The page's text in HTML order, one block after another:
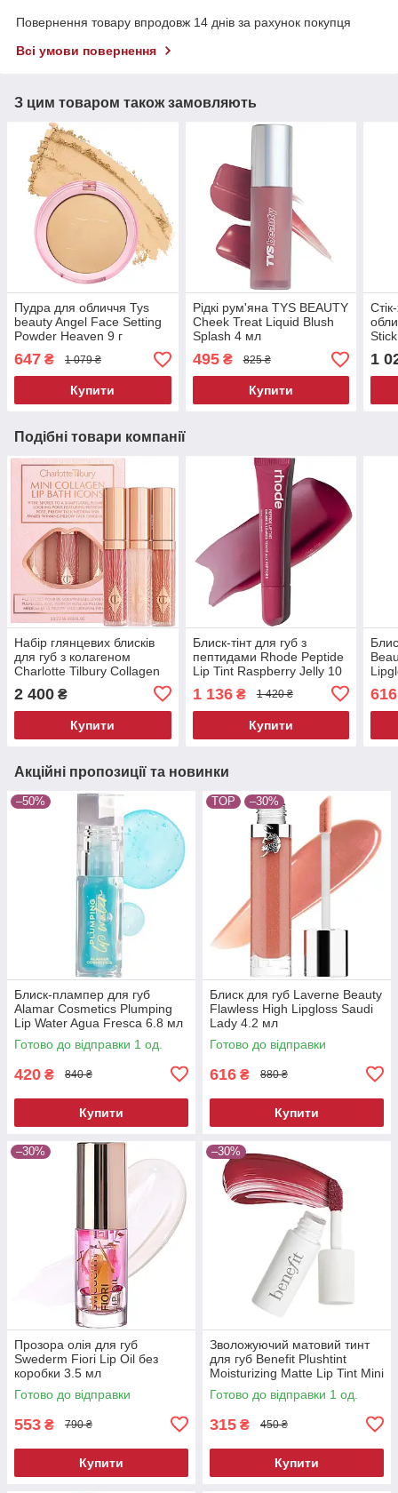
Повернення товару впродовж 14 днів за рахунок покупця
Всі умови повернення
З цим товаром також замовляють
Пудра для обличчя Tys
beauty Angel Face Setting
Powder Heaven 9 г
647 ₴ 1 079 ₴
Купити
Рідкі рум'яна TYS BEAUTY
Cheek Treat Liquid Blush
Splash 4 мл
495₴ 825 ₴
Купити
1
Подібні товари компанії
Набір глянцевих блисків
для губ з колагеном
Charlotte Tilbury Collagen
Lip Bath Icons Set 3 х 2.6
мл
2 400 ₴
Купити
Блиск-тінт для губ з
пептидами Rhode Peptide
Lip Tint Raspberry Jelly 10
1 136₴ 1 420 ₴
Купити
616
Акційні пропозиції та новинки
–50%
Блиск-плампер для губ
Alamar Cosmetics Plumping
Lip Water Agua Fresca 6.8 мл
Готово до відправки 1 од.
420 ₴ 840 ₴
Купити
TOP –30%
Блиск для губ Laverne Beauty
Flawless High Lipgloss Saudi
Lady 4.2 мл
Готово до відправки
616 ₴ 880 ₴
Купити
–30%
Прозора олія для губ
Swederm Fiori Lip Oil без
коробки 3.5 мл
Готово до відправки
553 ₴ 790 ₴
Купити
–30%
Зволожуючий матовий тинт
для губ Benefit Plushtint
Moisturizing Matte Lip Tint Mini
26 Quilty Pleasure 2 мл
Готово до відправки 1 од.
315 ₴ 450 ₴
Купити